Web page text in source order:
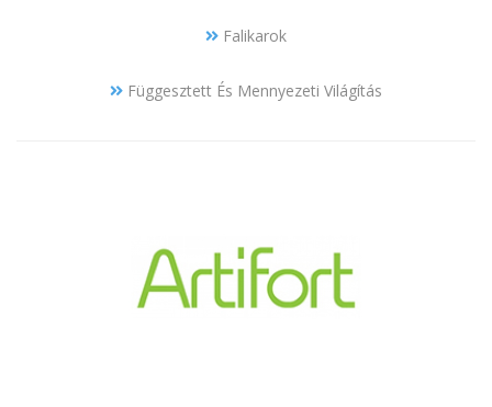
Falikarok
Függesztett És Mennyezeti Világítás